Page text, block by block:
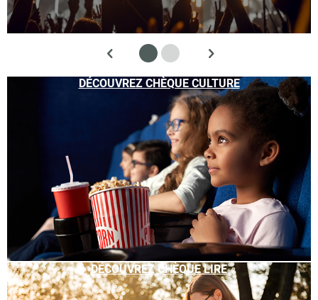
DÉCOUVREZ CHÈQUE CULTURE
DÉCOUVREZ CHÈQUE LIRE